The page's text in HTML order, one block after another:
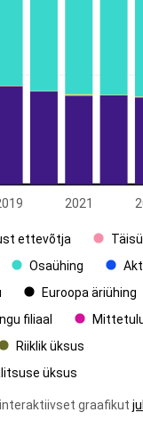
2021
ettevõtja
Osaühing
Euroopa äriühing
filiaal
Riiklik üksus
üksus
graafikut